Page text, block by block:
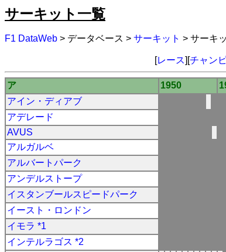
サーキット一覧
F1 DataWeb > データベース > サーキット > サーキ
[レース][チャン
ア 1950
アイン・ディアブ
アデレード
AVUS
アルガルベ
アルバートパーク
アンデルストープ
イスタンブールスピードパーク
イースト・ロンドン
イモラ *1
インテルラゴス *2